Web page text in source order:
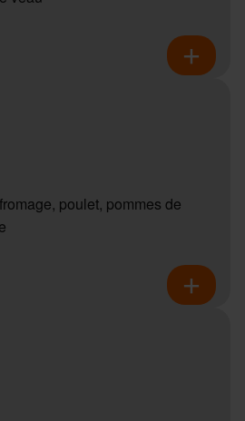
poulet, pommes de